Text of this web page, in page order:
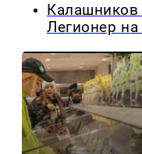
Калашников
Легионер